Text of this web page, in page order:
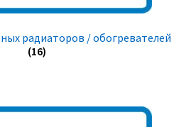
радиаторов / обогревателей
(16)